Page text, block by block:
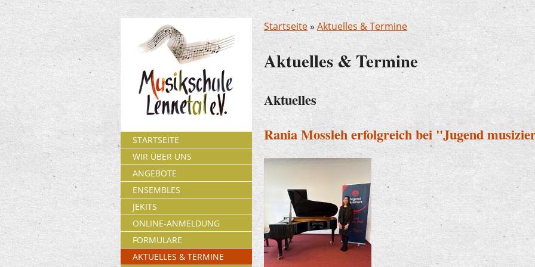
Startseite»Aktuelles & Termine
Aktuelles & Termine
Aktuelles
Rania Mossleh erfolgreich bei "Jugend
STARTSEITE
WIR ÜBER UNS
ANGEBOTE
ENSEMBLES
JEKITS
ONLINE-ANMELDUNG
FORMULARE
AKTUELLES & TERMINE